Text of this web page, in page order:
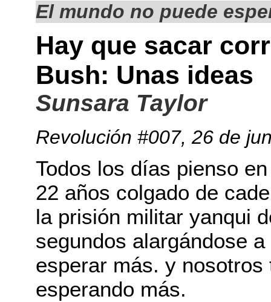
El mundo no puede
Hay que sacar
Bush: Unas ideas
Sunsara Taylor
Revolución #007, 26 de
Todos los días pienso
22 años colgado de
la prisión militar yanqui
segundos alargándose
esperar más. y
esperando más.